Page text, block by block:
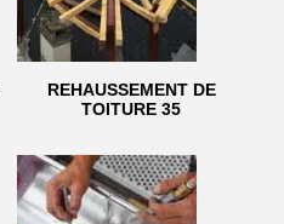
REHAUSSEMENT DE
TOITURE 35